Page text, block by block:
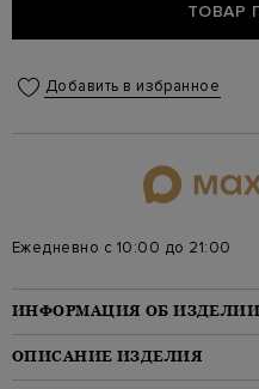
ТОВАР
Добавить в избранное
Ежедневно с 10:00 до 21:00
ИНФОРМАЦИЯ ОБ ИЗДЕЛИИ
Материал: шерсть 100%
ОПИСАНИЕ ИЗДЕЛИЯ